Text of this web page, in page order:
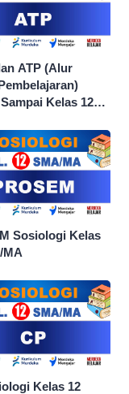
ATP (Alur
Kelas 12
Sosiologi Kelas
MA
Kelas 12